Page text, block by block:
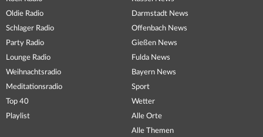
Oldie Radio
Schlager Radio
Party Radio
Lounge Radio
Weihnachtsradio
Meditationsradio
Top 40
Playlist
Darmstadt News
Offenbach News
Gießen News
Fulda News
Bayern News
Sport
Wetter
Alle Orte
Alle Themen